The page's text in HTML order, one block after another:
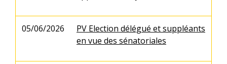
05/06/2026
PV Election délégué et suppléants
en vue des sénatoriales